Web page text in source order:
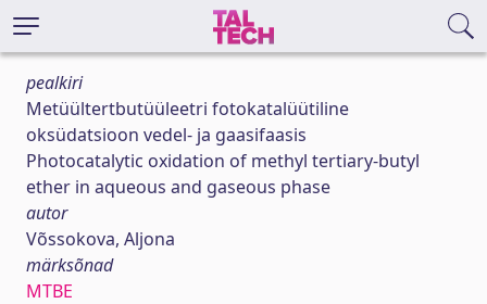
pealkiri
Metüültertbutüüleetri fotokatalüütiline
oksüdatsioon vedel- ja gaasifaasis
Photocatalytic oxidation of methyl tertiary-butyl
ether in aqueous and gaseous phase
autor
Võssokova, Aljona
märksõnad
MTBE